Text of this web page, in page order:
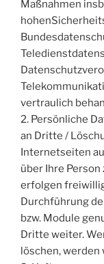
Maßnahmen
vertraulich
2. Persönliche
an Dritte /
Internetseiten
über Ihre Person
erfolgen
Durchführung
bzw. Module
Dritte weiter.
löschen, werden